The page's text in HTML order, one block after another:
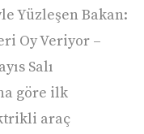
Yüzleşen Bakan:
Oy Veriyor –
Salı
göre ilk
araç